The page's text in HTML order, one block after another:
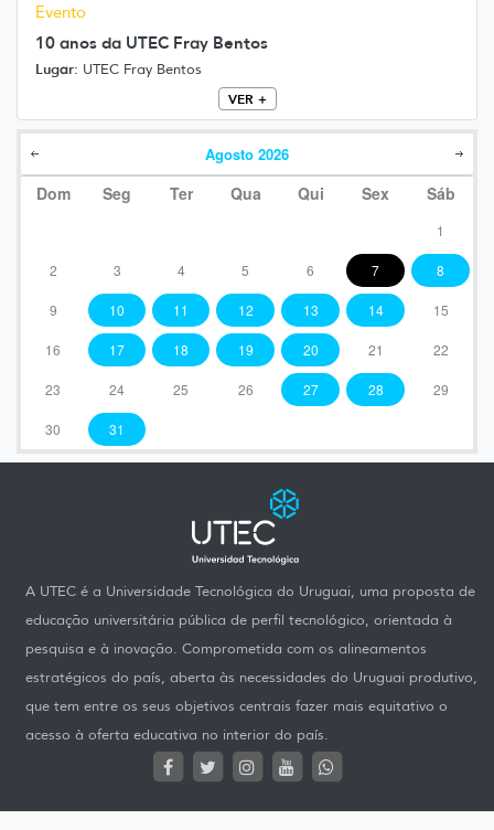
Evento
10 anos da UTEC Fray Bentos
Lugar: UTEC Fray Bentos
VER +
Agosto 2026
Dom Seg Ter Qua Qui Sex Sáb
1
2 3 4 5 6 7 8
9 10 11 12 13 14 15
16 17 18 19 20 21 22
23 24 25 26 27 28 29
30 31
A UTEC é a Universidade Tecnológica do Uruguai, uma proposta de
educação universitária pública de perfil tecnológico, orientada à
pesquisa e à inovação. Comprometida com os alineamentos
estratégicos do país, aberta às necessidades do Uruguai produtivo,
que tem entre os seus objetivos centrais fazer mais equitativo o
acesso à oferta educativa no interior do país.